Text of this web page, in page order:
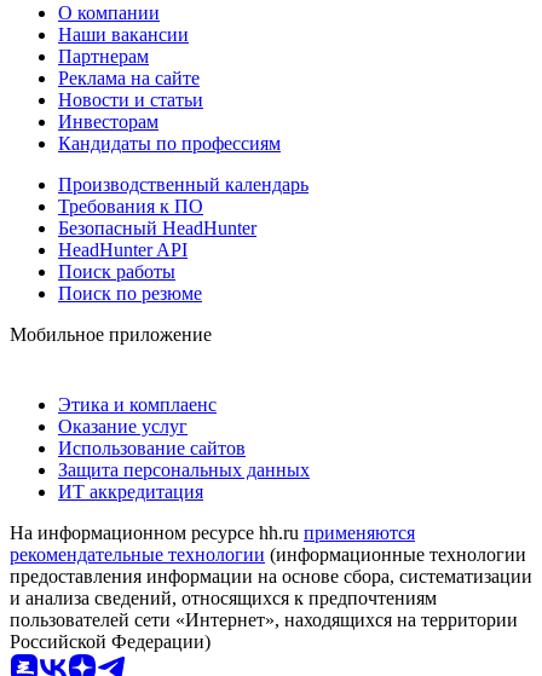
О компании
Наши вакансии
Партнерам
Реклама на сайте
Новости и статьи
Инвесторам
Кандидаты по профессиям
Производственный календарь
Требования к ПО
Безопасный HeadHunter
HeadHunter API
Поиск работы
Поиск по резюме
Мобильное приложение
Этика и комплаенс
Оказание услуг
Использование сайтов
Защита персональных данных
ИТ аккредитация
На информационном ресурсе hh.ru применяются
рекомендательные технологии (информационные технологии
предоставления информации на основе сбора, систематизации
и анализа сведений, относящихся к предпочтениям
пользователей сети «Интернет», находящихся на территории
Российской Федерации)